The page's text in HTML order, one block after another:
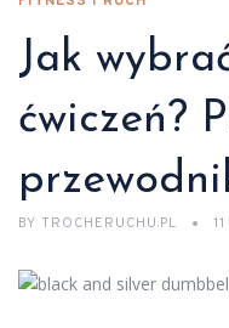
Jak
ćwiczeń?
BY TROCHERUCHU.PL